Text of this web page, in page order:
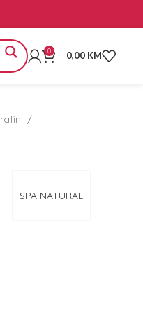
0 0,00 KM
SPA NATURAL